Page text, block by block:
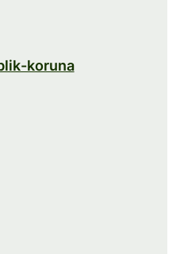
koruna